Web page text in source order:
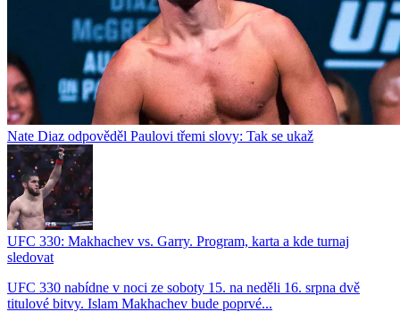
Nate Diaz odpověděl Paulovi třemi slovy: Tak se ukaž
UFC 330: Makhachev vs. Garry. Program, karta a kde turnaj
sledovat
UFC 330 nabídne v noci ze soboty 15. na neděli 16. srpna dvě
titulové bitvy. Islam Makhachev bude poprvé...